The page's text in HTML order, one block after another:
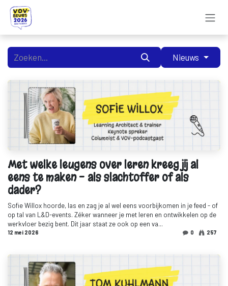
Overslaan naar inhoud
Nieuws
Met welke leugens over leren kreeg jij al
eens te maken - als slachtoffer of als
dader?
Sofie Willox hoorde, las en zag je al wel eens voorbijkomen in je feed - of
op tal van L&D-events. Zéker wanneer je met leren en ontwikkelen op de
werkvloer bezig bent. Dit jaar staat ze ook op een va...
12 mei 2026 0 257